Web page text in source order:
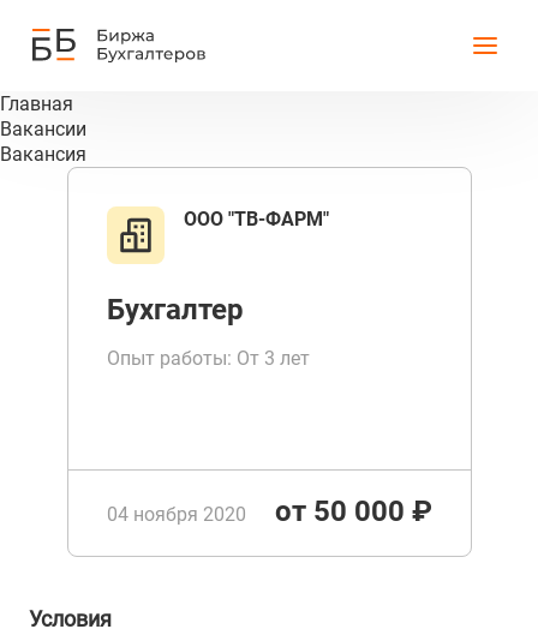
Главная
Вакансии
Вакансия
ООО "ТВ-ФАРМ"
Бухгалтер
Опыт работы: От 3 лет
04 ноября 2020 от 50 000 ₽
Условия